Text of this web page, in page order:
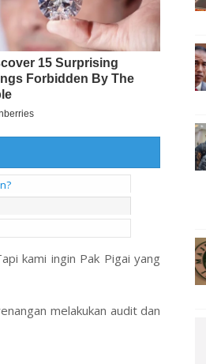
kami ingin Pak Pigai yang
melakukan audit dan